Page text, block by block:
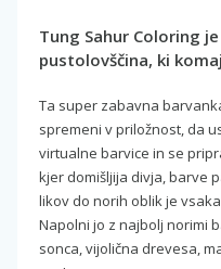
Tung Sahur Coloring
pustolovščina, ki
Ta super zabavna
spremeni v priložnost, da
virtualne barvice in se
kjer domišljija divja, barve
likov do norih oblik je
Napolni jo z najbolj norimi
sonca, vijolična drevesa,